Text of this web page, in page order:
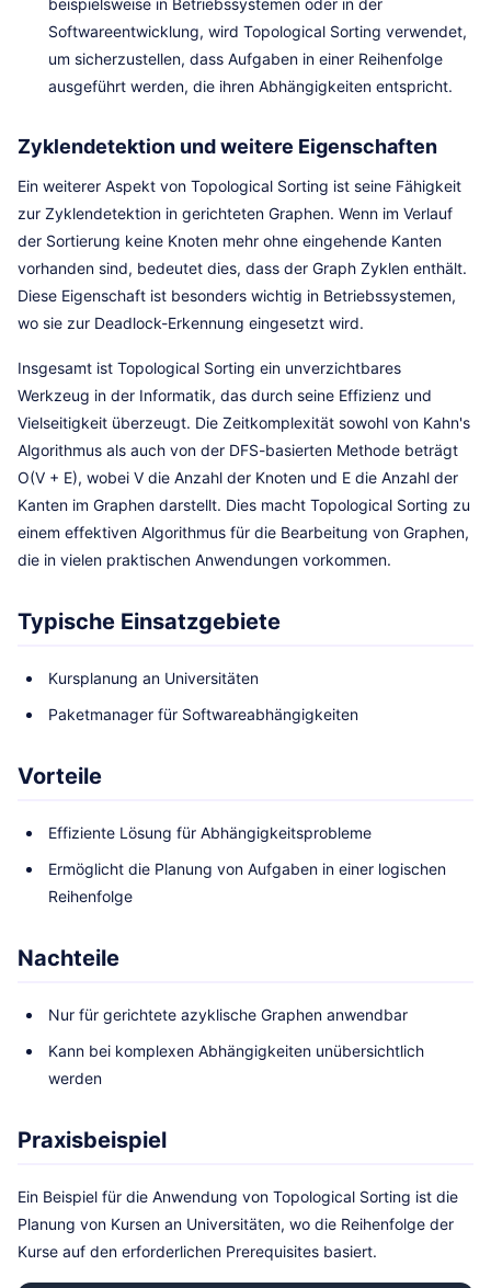
beispielsweise in Betriebssystemen oder in der
Softwareentwicklung, wird Topological Sorting verwendet,
um sicherzustellen, dass Aufgaben in einer Reihenfolge
ausgeführt werden, die ihren Abhängigkeiten entspricht.
Zyklendetektion und weitere Eigenschaften
Ein weiterer Aspekt von Topological Sorting ist seine Fähigkeit
zur Zyklendetektion in gerichteten Graphen. Wenn im Verlauf
der Sortierung keine Knoten mehr ohne eingehende Kanten
vorhanden sind, bedeutet dies, dass der Graph Zyklen enthält.
Diese Eigenschaft ist besonders wichtig in Betriebssystemen,
wo sie zur Deadlock-Erkennung eingesetzt wird.
Insgesamt ist Topological Sorting ein unverzichtbares
Werkzeug in der Informatik, das durch seine Effizienz und
Vielseitigkeit überzeugt. Die Zeitkomplexität sowohl von Kahn's
Algorithmus als auch von der DFS-basierten Methode beträgt
O(V + E), wobei V die Anzahl der Knoten und E die Anzahl der
Kanten im Graphen darstellt. Dies macht Topological Sorting zu
einem effektiven Algorithmus für die Bearbeitung von Graphen,
die in vielen praktischen Anwendungen vorkommen.
Typische Einsatzgebiete
Kursplanung an Universitäten
Paketmanager für Softwareabhängigkeiten
Vorteile
Effiziente Lösung für Abhängigkeitsprobleme
Ermöglicht die Planung von Aufgaben in einer logischen
Reihenfolge
Nachteile
Nur für gerichtete azyklische Graphen anwendbar
Kann bei komplexen Abhängigkeiten unübersichtlich
werden
Praxisbeispiel
Ein Beispiel für die Anwendung von Topological Sorting ist die
Planung von Kursen an Universitäten, wo die Reihenfolge der
Kurse auf den erforderlichen Prerequisites basiert.